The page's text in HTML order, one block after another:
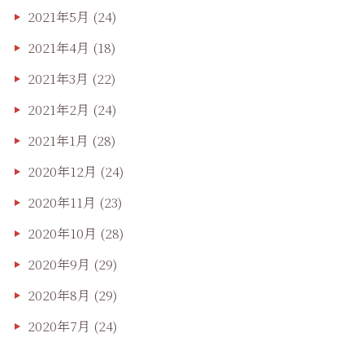
2021年5月 (24)
2021年4月 (18)
2021年3月 (22)
2021年2月 (24)
2021年1月 (28)
2020年12月 (24)
2020年11月 (23)
2020年10月 (28)
2020年9月 (29)
2020年8月 (29)
2020年7月 (24)